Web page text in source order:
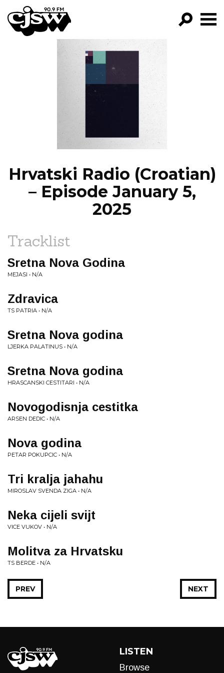
CJSW
FILTER BY:
PROGRAMS
EPISODES
Hrvatski Radio (Croatian)
– Episode January 5,
2025
Tracklist
Sretna Nova Godina
MEJASI • N/A
Zdravica
TS PATRIA • N/A
Sretna Nova godina
LJERKA PALATINUS • N/A
Sretna Nova godina
HRASCANSKI CESTITARI • N/A
Novogodisnja cestitka
ARSEN DEDIC • N/A
Nova godina
PETAR POKUPCIC • N/A
Tri kralja jahahu
MIROSLAV SVENDA ZIGA • N/A
Neka cijeli svijt
VICE VUKOV • N/A
Molitva za Hrvatsku
TS BERDE • N/A
NEXT
PREV
LISTEN
Browse